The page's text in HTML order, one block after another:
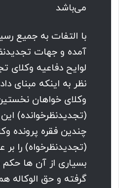
می‌باشد
با التفات به جمیع
آمده و جهات
لوایح دفاعیه وکلای
نظر به اینکه مبنای
وکلای خواهان
(تجدیدنظرخوانده)
چندین فقره پرونده
(تجدیدنظرخواه) را
بسیاری از آن ها
گرفته و حق الوکاله